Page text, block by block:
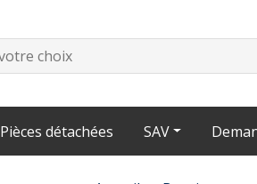
Pièces détachées SAV